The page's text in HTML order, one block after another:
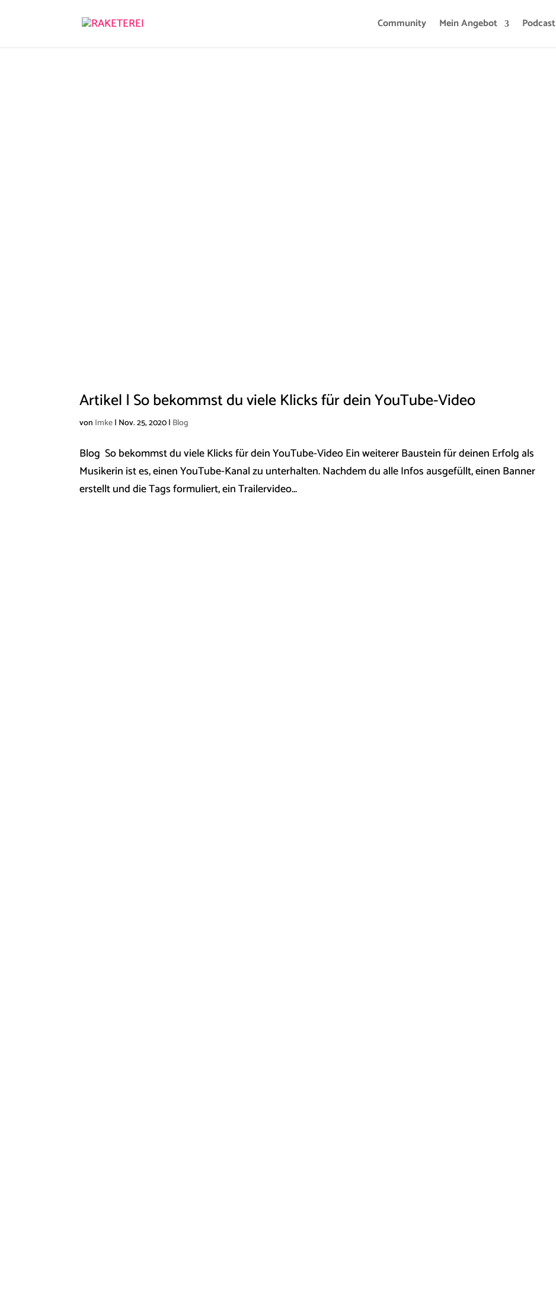
Community Mein Angebot Podcast
Artikel | So bekommst du viele Klicks für dein YouTube-Video
von Imke| Nov. 25, 2020| Blog
Blog So bekommst du viele Klicks für dein YouTube-Video Ein weiterer Baustein für deinen Erfolg als
Musikerin ist es, einen YouTube-Kanal zu unterhalten. Nachdem du alle Infos ausgefüllt, einen Banner
erstellt und die Tags formuliert, ein Trailervideo...